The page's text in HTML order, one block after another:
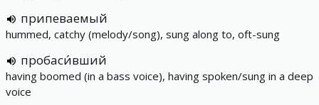
припеваемый
hummed, catchy (melody/song), sung along to, oft-sung
пробаси́вший
having boomed (in a bass voice), having spoken/sung in a deep
voice